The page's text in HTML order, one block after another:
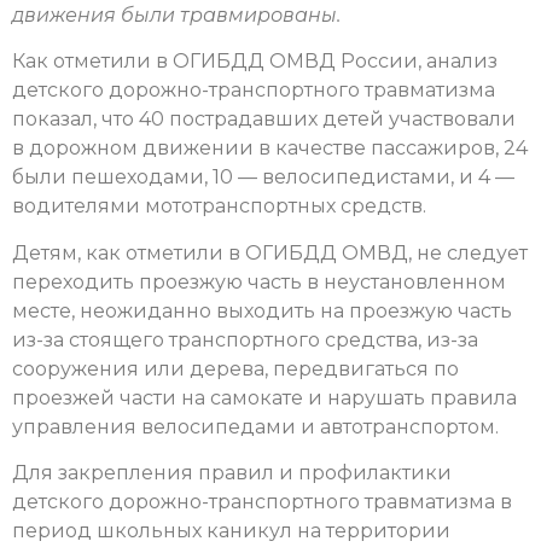
движения были травмированы.
Как отметили в ОГИБДД ОМВД России, анализ
детского дорожно-транспортного травматизма
показал, что 40 пострадавших детей участвовали
в дорожном движении в качестве пассажиров, 24
были пешеходами, 10 — велосипедистами, и 4 —
водителями мототранспортных средств.
Детям, как отметили в ОГИБДД ОМВД, не следует
переходить проезжую часть в неустановленном
месте, неожиданно выходить на проезжую часть
из-за стоящего транспортного средства, из-за
сооружения или дерева, передвигаться по
проезжей части на самокате и нарушать правила
управления велосипедами и автотранспортом.
Для закрепления правил и профилактики
детского дорожно-транспортного травматизма в
период школьных каникул на территории